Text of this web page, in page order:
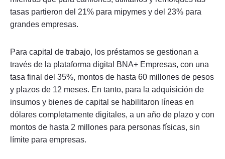
tasas partieron del 21% para mipymes y del 23% para
grandes empresas.
Para capital de trabajo, los préstamos se gestionan a
través de la plataforma digital BNA+ Empresas, con una
tasa final del 35%, montos de hasta 60 millones de pesos
y plazos de 12 meses. En tanto, para la adquisición de
insumos y bienes de capital se habilitaron líneas en
dólares completamente digitales, a un año de plazo y con
montos de hasta 2 millones para personas físicas, sin
límite para empresas.